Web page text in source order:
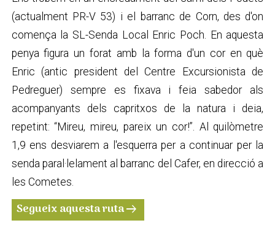
(actualment PR-V 53) i el barranc de Corn, des d'on
comença la SL-Senda Local Enric Poch. En aquesta
penya figura un forat amb la forma d'un cor en què
Enric (antic president del Centre Excursionista de
Pedreguer) sempre es fixava i feia sabedor als
acompanyants dels capritxos de la natura i deia,
repetint: “Mireu, mireu, pareix un cor!”. Al quilòmetre
1,9 ens desviarem a l'esquerra per a continuar per la
senda paral·lelament al barranc del Cafer, en direcció a
les Cometes.
Segueix aquesta rutaarrow_right_alt